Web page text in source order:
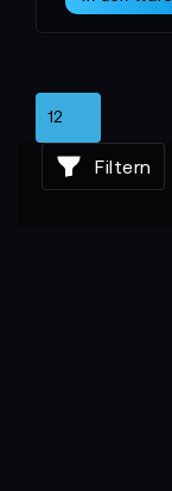
die Energie
Vorteil, der die
Filtern